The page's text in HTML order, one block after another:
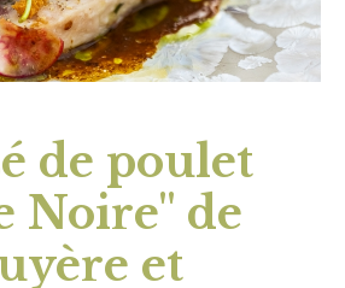
de poulet
Noire" de
et